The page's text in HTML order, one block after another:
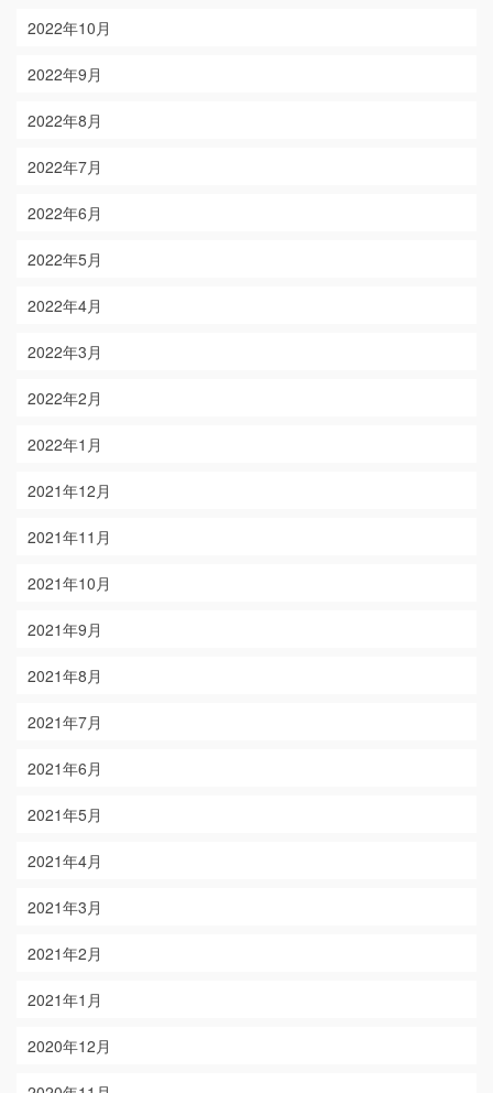
2022年10月
2022年9月
2022年8月
2022年7月
2022年6月
2022年5月
2022年4月
2022年3月
2022年2月
2022年1月
2021年12月
2021年11月
2021年10月
2021年9月
2021年8月
2021年7月
2021年6月
2021年5月
2021年4月
2021年3月
2021年2月
2021年1月
2020年12月